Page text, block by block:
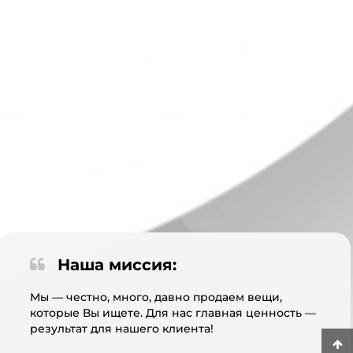
Наша миссия:
Мы — честно, много, давно продаем вещи,
которые Вы ищете. Для нас главная ценность —
результат для нашего клиента!